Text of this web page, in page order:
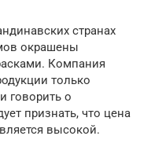
странах
окрашены
Компания
только
говорить о
признать, что цена
высокой.